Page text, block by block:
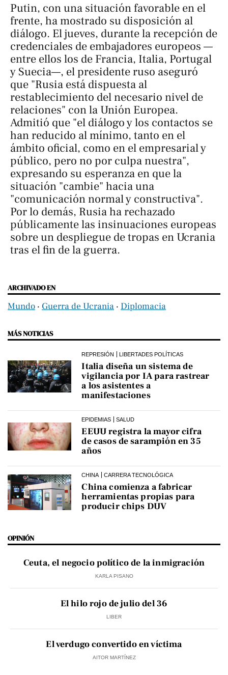
Putin, con una situación favorable en el
frente, ha mostrado su disposición al
diálogo. El jueves, durante la recepción de
credenciales de embajadores europeos —
entre ellos los de Francia, Italia, Portugal
y Suecia—, el presidente ruso aseguró
que "Rusia está dispuesta al
restablecimiento del necesario nivel de
relaciones" con la Unión Europea.
Admitió que "el diálogo y los contactos se
han reducido al mínimo, tanto en el
ámbito oficial, como en el empresarial y
público, pero no por culpa nuestra",
expresando su esperanza en que la
situación "cambie" hacia una
"comunicación normal y constructiva".
Por lo demás, Rusia ha rechazado
públicamente las insinuaciones europeas
sobre un despliegue de tropas en Ucrania
tras el fin de la guerra.
ARCHIVADO EN
Mundo ‧ Guerra de Ucrania ‧ Diplomacia
MÁS NOTICIAS
REPRESIÓN LIBERTADES POLÍTICAS
Italia diseña un sistema de
vigilancia por IA para rastrear
a los asistentes a
manifestaciones
EPIDEMIAS SALUD
EEUU registra la mayor cifra
de casos de sarampión en 35
años
CHINA CARRERA TECNOLÓGICA
China comienza a fabricar
herramientas propias para
producir chips DUV
OPINIÓN
Ceuta, el negocio político de la inmigración
KARLA PISANO
El hilo rojo de julio del 36
LIBER
El verdugo convertido en víctima
AITOR MARTÍNEZ